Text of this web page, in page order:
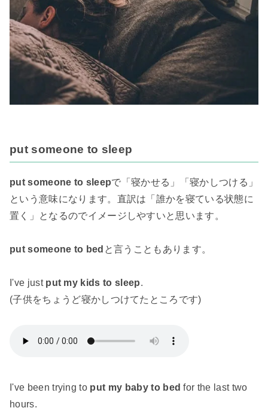
put someone to sleep
put someone to sleepで「寝かせる」「寝かしつける」
という意味になります。直訳は「誰かを寝ている状態に
置く」となるのでイメージしやすいと思います。
put someone to bed と言うこともあります。
I've just put my kids to sleep.
(子供をちょうど寝かしつけてたところです)
I've been trying to put my baby to bed for the last two
hours.